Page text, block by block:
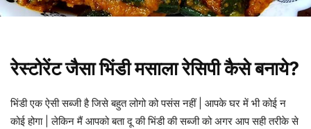
रेस्टोरेंट जैसा भिंडी मसाला रेसिपी कैसे बनाये?
भिंडी एक ऐसी सब्जी है जिसे बहुत लोगो को पसंस नहीं | आपके घर में भी कोई न
कोई होगा | लेकिन मैं आपको बता दू की भिंडी की सब्जी को अगर आप सही तरीके से